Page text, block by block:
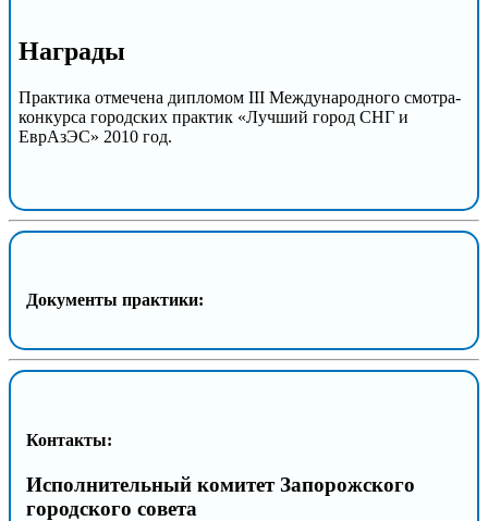
Награды
Практика отмечена дипломом III Международного смотра-
конкурса городских практик «Лучший город СНГ и
ЕврАзЭС» 2010 год.
Документы практики:
Контакты:
Исполнительный комитет Запорожского
городского совета